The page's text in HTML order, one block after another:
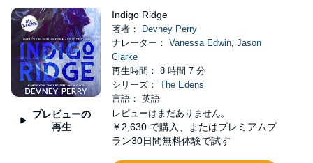
プレビューの
再生
Indigo Ridge
著者：
Devney Perry
ナレーター： Vanessa Edwin, Jason
Clarke
再生時間： 8 時間 7 分
シリーズ： The Edens
言語： 英語
レビューはまだありません。
￥2,630 で購入、またはプレミアムプ
ラン30日間無料体験で試す